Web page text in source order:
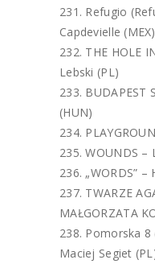
Refugio
Capdevielle (MEX)
THE HOLE
Lebski (PL)
BUDAPEST
(HUN)
WOUNDS –
„WORDS” –
TWARZE
MAŁGORZATA
Pomorska 8
Maciej Segiet